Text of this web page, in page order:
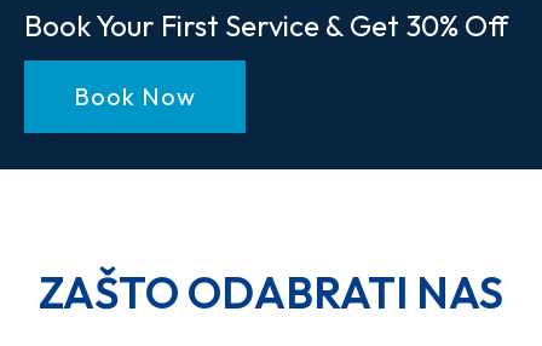
Book Your First Service & Get 30% Off
Book Now
ZAŠTO ODABRATI NAS